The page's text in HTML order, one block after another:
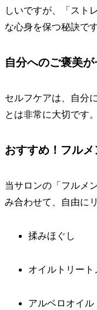
しいですが、「スト
な心身を保つ秘訣です
自分へのご褒美
セルフケアは、自分
とは非常に大切です
おすすめ！フル
当サロンの「フルメ
み合わせて、自由に
揉みほぐし
オイルトリート
アルベロオイル